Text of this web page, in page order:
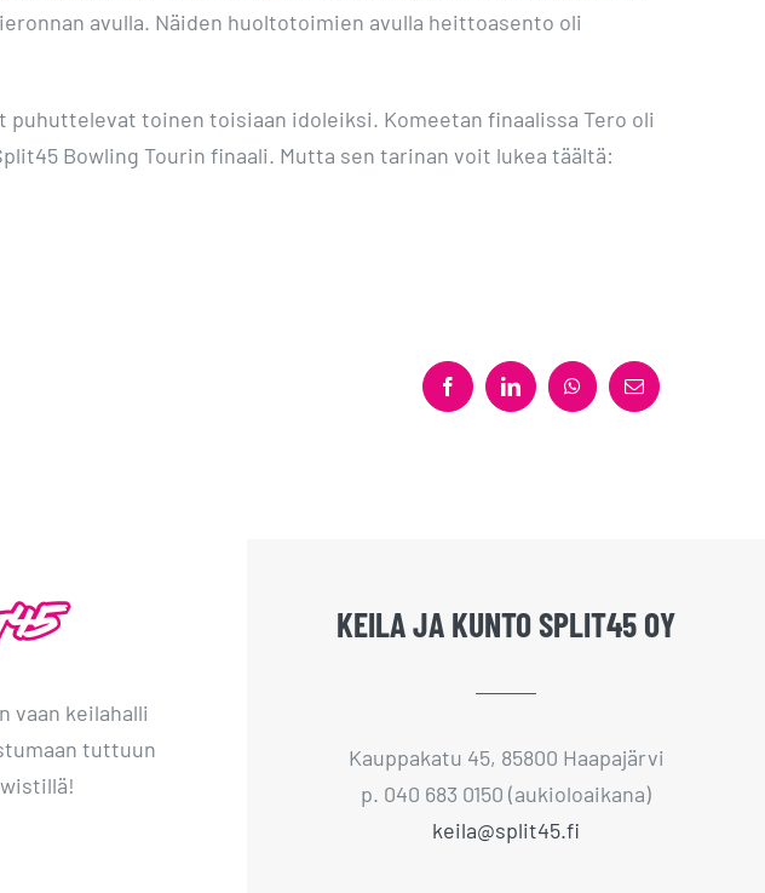
avulla. Näiden huoltotoimien avulla heittoasento oli
toinen toisiaan idoleiksi. Komeetan finaalissa Tero oli
Bowling Tourin finaali. Mutta sen tarinan voit lukea täältä:
FacebookLinkedInWhatsAppSähköposti
vaan keilahalli
tuttuun
KEILA JA KUNTO SPLIT45 OY
Kauppakatu 45, 85800 Haapajärvi
p. 040 683 0150 (aukioloaikana)
keila@split45.fi